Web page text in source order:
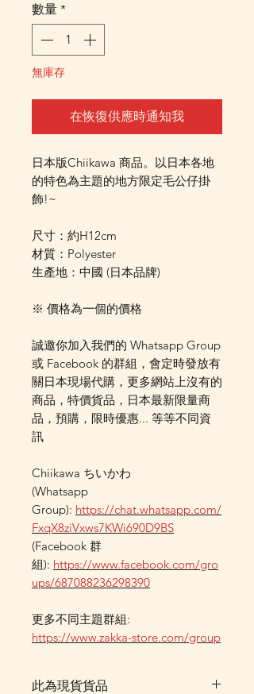
數量 *
無庫存
在恢復供應時通知我
日本版Chiikawa 商品。以日本各地
的特色為主題的地方限定毛公仔掛
飾!~
尺寸：約H12cm
材質：Polyester
生產地：中國 (日本品牌)
※ 價格為一個的價格
誠邀你加入我們的 Whatsapp Group
或 Facebook 的群組，會定時發放有
關日本現場代購，更多網站上沒有的
商品，特價貨品，日本最新限量商
品，預購，限時優惠... 等等不同資
訊
Chiikawa ちいかわ
(Whatsapp
Group): https://chat.whatsapp.com/
FxqX8ziVxws7KWi690D9BS
(Facebook 群
組): https://www.facebook.com/gro
ups/687088236298390
更多不同主題群組:
https://www.zakka-store.com/group
此為現貨貨品